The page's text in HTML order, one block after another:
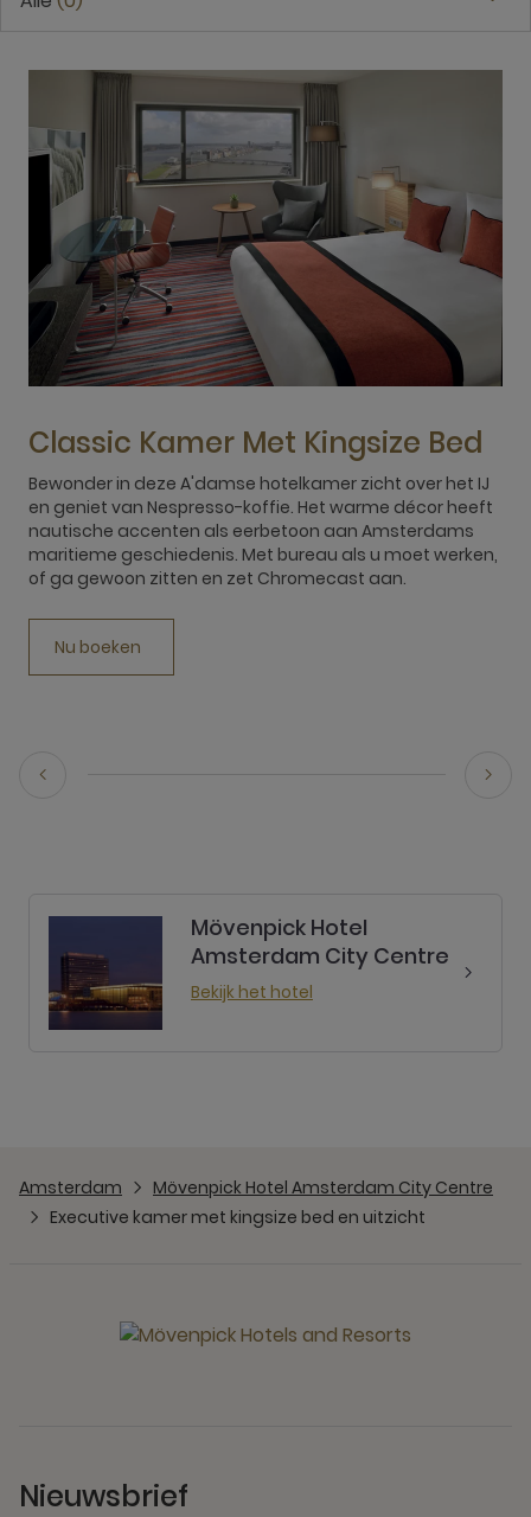
Classic Kamer Met Kingsize Bed
Bewonder in deze A'damse hotelkamer zicht over het IJ
en geniet van Nespresso-koffie. Het warme décor heeft
nautische accenten als eerbetoon aan Amsterdams
maritieme geschiedenis. Met bureau als u moet werken,
of ga gewoon zitten en zet Chromecast aan.
Nu boeken
Mövenpick Hotel
Amsterdam City Centre
Bekijk het hotel
Amsterdam
Mövenpick Hotel Amsterdam City Centre
Executive kamer met kingsize bed en uitzicht
Nieuwsbrief